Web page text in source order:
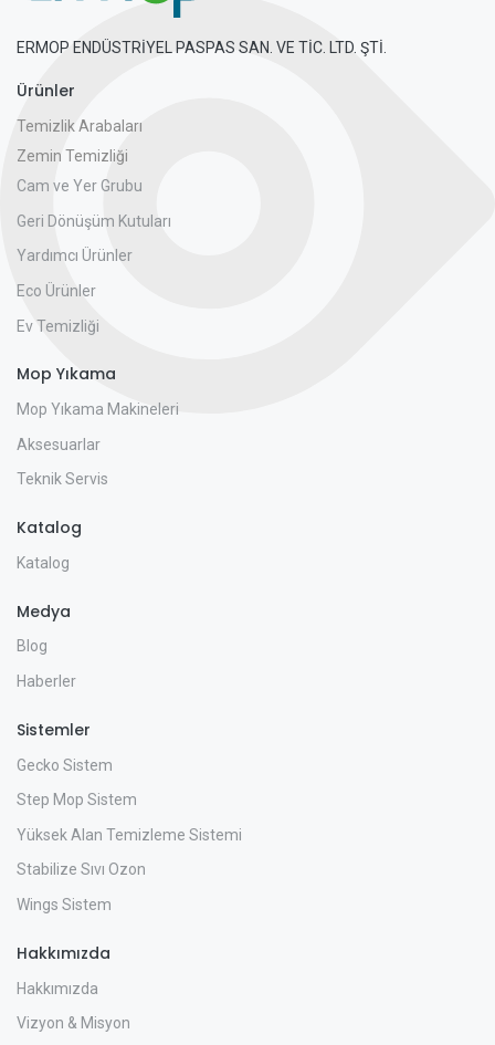
ERMOP ENDÜSTRİYEL PASPAS SAN. VE TİC. LTD. ŞTİ.
Ürünler
Temizlik Arabaları
Zemin Temizliği
Cam ve Yer Grubu
Geri Dönüşüm Kutuları
Yardımcı Ürünler
Eco Ürünler
Ev Temizliği
Mop Yıkama
Mop Yıkama Makineleri
Aksesuarlar
Teknik Servis
Katalog
Katalog
Medya
Blog
Haberler
Sistemler
Gecko Sistem
Step Mop Sistem
Yüksek Alan Temizleme Sistemi
Stabilize Sıvı Ozon
Wings Sistem
Hakkımızda
Hakkımızda
Vizyon & Misyon